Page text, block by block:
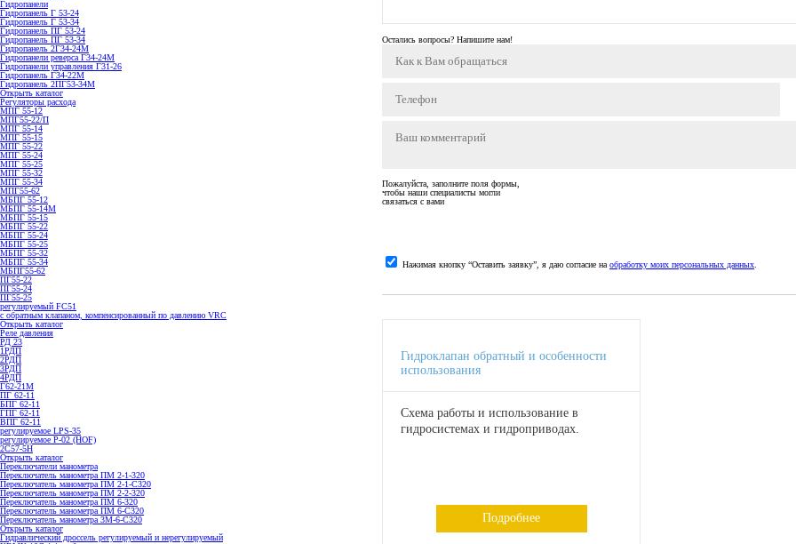
Гидропанели
Гидропанель Г 53-24
Гидропанель Г 53-34
Гидропанель ПГ 53-24
Гидропанель ПГ 53-34
Гидропанель 2Г34-24М
Гидропанели реверса Г34-24М
Гидропанели управления Г31-26
Гидропанель Г34-22М
Гидропанель 2ПГ53-34М
Открыть каталог
Регуляторы расхода
МПГ 55-12
МПГ55-22/П
МПГ 55-14
МПГ 55-15
МПГ 55-22
МПГ 55-24
МПГ 55-25
МПГ 55-32
МПГ 55-34
МПГ55-62
МБПГ 55-12
МБПГ 55-14М
МБПГ 55-15
МБПГ 55-22
МБПГ 55-24
МБПГ 55-25
МБПГ 55-32
МБПГ 55-34
МБПГ55-62
ПГ55-22
ПГ55-24
ПГ55-25
регулируемый FC51
с обратным клапаном, компенсированный по давлению VRC
Открыть каталог
Реле давления
РД 23
1РДП
2РДП
3РДП
4РДП
Г62-21М
ПГ 62-11
БПГ 62-11
ГПГ 62-11
ВПГ 62-11
регулируемое LPS-35
регулируемое P-02 (HOF)
2С57-5Н
Открыть каталог
Переключатели манометра
Переключатель манометра ПМ 2-1-320
Переключатель манометра ПМ 2-1-С320
Переключатель манометра ПМ 2-2-320
Переключатель манометра ПМ 6-320
Переключатель манометра ПМ 6-С320
Переключатель манометра 3M-6-C320
Открыть каталог
Гидравлический дроссель регулируемый и нерегулируемый
Остались вопросы? Напишите нам!
Пожалуйста, заполните поля формы,
чтобы наши специалисты могли
связаться с вами
Нажимая кнопку “Оставить заявку”, я даю согласие на обработку моих персональных данных
Гидроклапан обратный и особенности
использования
Схема работы и использование в
гидросистемах и гидроприводах.
Подробнее